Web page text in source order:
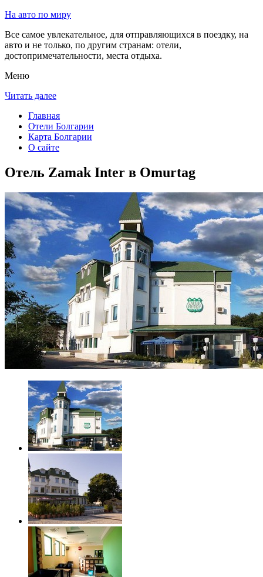
На авто по миру
Все самое увлекательное, для отправляющихся в поездку, на
авто и не только, по другим странам: отели,
достопримечательности, места отдыха.
Меню
Читать далее
Главная
Отели Болгарии
Карта Болгарии
О сайте
Отель Zamak Inter в Omurtag